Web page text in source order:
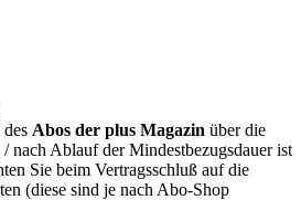
Abos der plus Magazin über die
/ nach Ablauf der Mindestbezugsdauer ist
Sie beim Vertragsschluß auf die
(diese sind je nach Abo-Shop